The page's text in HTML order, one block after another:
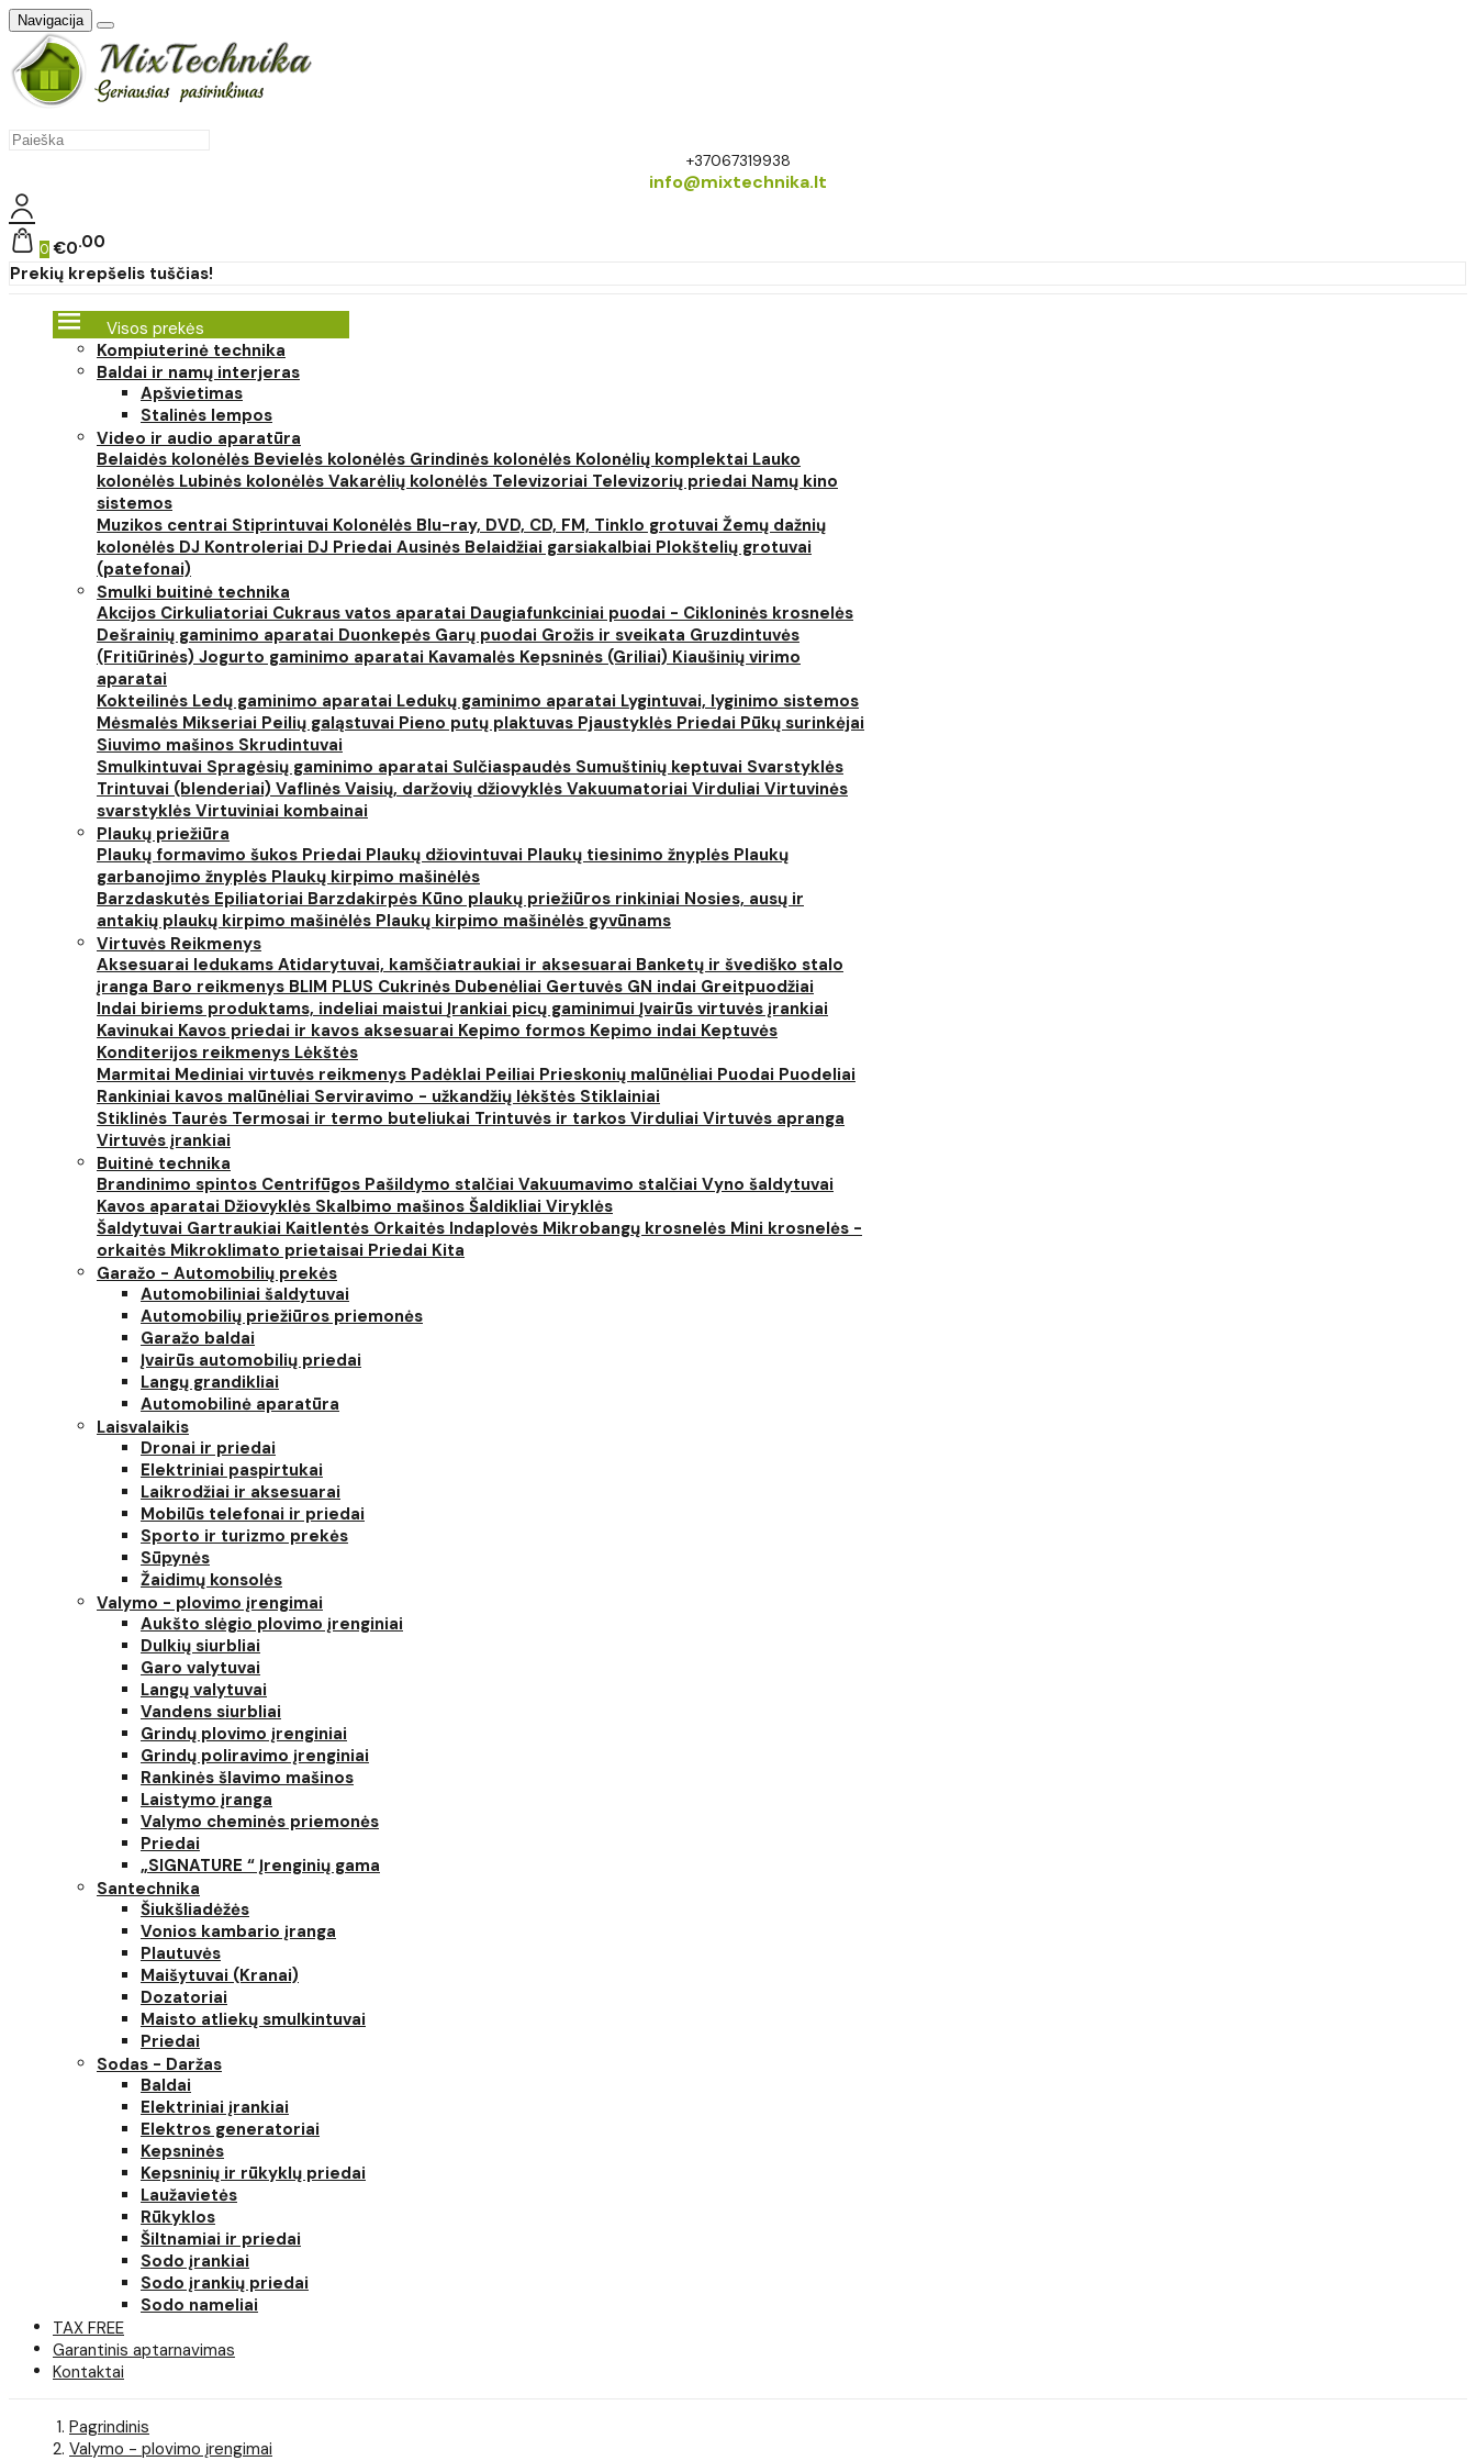
Navigacija
+37067319938
info@mixtechnika.lt
0 €0 00
Prekių krepšelis tuščias!
Visos prekės
Kompiuterinė technika
Baldai ir namų interjeras
Apšvietimas
Stalinės lempos
Video ir audio aparatūra
Belaidės kolonėlės Bevielės kolonėlės Grindinės kolonėlės Kolonėlių komplektai Lauko
kolonėlės Lubinės kolonėlės Vakarėlių kolonėlės Televizoriai Televizorių priedai Namų kino
sistemos
Muzikos centrai Stiprintuvai Kolonėlės Blu-ray, DVD, CD, FM, Tinklo grotuvai Žemų dažnių
kolonėlės DJ Kontroleriai DJ Priedai Ausinės Belaidžiai garsiakalbiai Plokštelių grotuvai
(patefonai)
Smulki buitinė technika
Akcijos Cirkuliatoriai Cukraus vatos aparatai Daugiafunkciniai puodai - Cikloninės krosnelės
Dešrainių gaminimo aparatai Duonkepės Garų puodai Grožis ir sveikata Gruzdintuvės
(Fritiūrinės) Jogurto gaminimo aparatai Kavamalės Kepsninės (Griliai) Kiaušinių virimo
aparatai
Kokteilinės Ledų gaminimo aparatai Ledukų gaminimo aparatai Lygintuvai, lyginimo sistemos
Mėsmalės Mikseriai Peilių galąstuvai Pieno putų plaktuvas Pjaustyklės Priedai Pūkų surinkėjai
Siuvimo mašinos Skrudintuvai
Smulkintuvai Spragėsių gaminimo aparatai Sulčiaspaudės Sumuštinių keptuvai Svarstyklės
Trintuvai (blenderiai) Vaflinės Vaisių, daržovių džiovyklės Vakuumatoriai Virduliai Virtuvinės
svarstyklės Virtuviniai kombainai
Plaukų priežiūra
Plaukų formavimo šukos Priedai Plaukų džiovintuvai Plaukų tiesinimo žnyplės Plaukų
garbanojimo žnyplės Plaukų kirpimo mašinėlės
Barzdaskutės Epiliatoriai Barzdakirpės Kūno plaukų priežiūros rinkiniai Nosies, ausų ir
antakių plaukų kirpimo mašinėlės Plaukų kirpimo mašinėlės gyvūnams
Virtuvės Reikmenys
Aksesuarai ledukams Atidarytuvai, kamščiatraukiai ir aksesuarai Banketų ir švediško stalo
įranga Baro reikmenys BLIM PLUS Cukrinės Dubenėliai Gertuvės GN indai Greitpuodžiai
Indai biriems produktams, indeliai maistui Įrankiai picų gaminimui Įvairūs virtuvės įrankiai
Kavinukai Kavos priedai ir kavos aksesuarai Kepimo formos Kepimo indai Keptuvės
Konditerijos reikmenys Lėkštės
Marmitai Mediniai virtuvės reikmenys Padėklai Peiliai Prieskonių malūnėliai Puodai Puodeliai
Rankiniai kavos malūnėliai Serviravimo - užkandžių lėkštės Stiklainiai
Stiklinės Taurės Termosai ir termo buteliukai Trintuvės ir tarkos Virduliai Virtuvės apranga
Virtuvės įrankiai
Buitinė technika
Brandinimo spintos Centrifūgos Pašildymo stalčiai Vakuumavimo stalčiai Vyno šaldytuvai
Kavos aparatai Džiovyklės Skalbimo mašinos Šaldikliai Viryklės
Šaldytuvai Gartraukiai Kaitlentės Orkaitės Indaplovės Mikrobangų krosnelės Mini krosnelės -
orkaitės Mikroklimato prietaisai Priedai Kita
Garažo - Automobilių prekės
Automobiliniai šaldytuvai
Automobilių priežiūros priemonės
Garažo baldai
Įvairūs automobilių priedai
Langų grandikliai
Automobilinė aparatūra
Laisvalaikis
Dronai ir priedai
Elektriniai paspirtukai
Laikrodžiai ir aksesuarai
Mobilūs telefonai ir priedai
Sporto ir turizmo prekės
Sūpynės
Žaidimų konsolės
Valymo - plovimo įrengimai
Aukšto slėgio plovimo įrenginiai
Dulkių siurbliai
Garo valytuvai
Langų valytuvai
Vandens siurbliai
Grindų plovimo įrenginiai
Grindų poliravimo įrenginiai
Rankinės šlavimo mašinos
Laistymo įranga
Valymo cheminės priemonės
Priedai
„SIGNATURE “ Įrenginių gama
Santechnika
Šiukšliadėžės
Vonios kambario įranga
Plautuvės
Maišytuvai (Kranai)
Dozatoriai
Maisto atliekų smulkintuvai
Priedai
Sodas - Daržas
Baldai
Elektriniai įrankiai
Elektros generatoriai
Kepsninės
Kepsninių ir rūkyklų priedai
Laužavietės
Rūkyklos
Šiltnamiai ir priedai
Sodo įrankiai
Sodo įrankių priedai
Sodo nameliai
TAX FREE
Garantinis aptarnavimas
Kontaktai
Pagrindinis
Valymo - plovimo įrengimai